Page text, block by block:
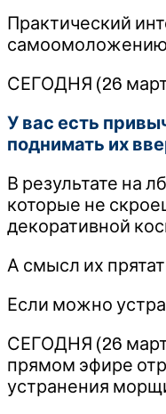
Практический
СЕГОДНЯ (26
У вас есть
поднимать их
В результате на
которые не
декоративной
А смысл их
Если можно
СЕГОДНЯ (26
прямом эфире
устранения